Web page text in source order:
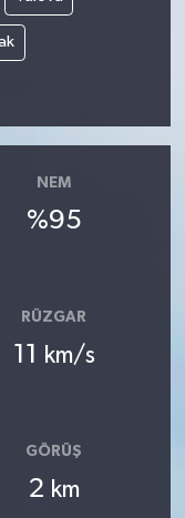
NEM
%95
RÜZGAR
11 km/s
GÖRÜŞ
2 km